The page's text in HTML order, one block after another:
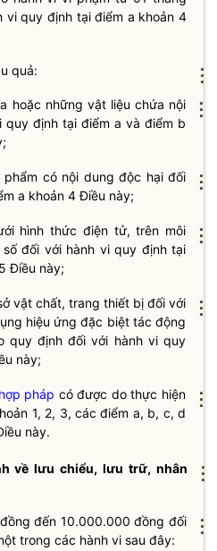
vi quy định tại điểm a khoản 4
quả:
hoặc những vật liệu chứa nội
quy định tại điểm a và điểm b
có nội dung độc hại đối
a khoản 4 Điều này;
hình thức điện tử, trên môi
đối với hành vi quy định tại
Điều này;
vật chất, trang thiết bị đối với
hiệu ứng đặc biệt tác động
quy định đối với hành vi quy
này;
hợp pháp có được do thực hiện
1, 2, 3, các điểm a, b, c, d
này.
về lưu chiểu, lưu trữ, nhân
đến 10.000.000 đồng đối
trong các hành vi sau đây:
⋮
⋮
⋮
⋮
⋮
⋮
⋮
⋮